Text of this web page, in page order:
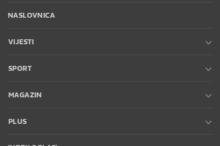
NASLOVNICA
VIJESTI
SPORT
MAGAZIN
PLUS